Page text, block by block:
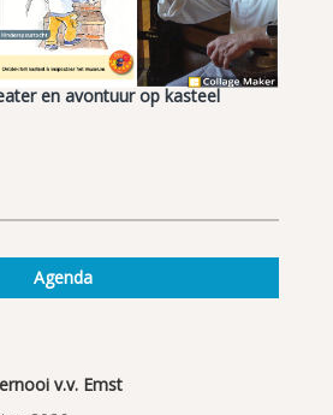
en avontuur op kasteel
Agenda
v.v. Emst